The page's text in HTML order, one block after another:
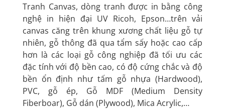
Tranh Canvas, dòng tranh được in bằng công
nghệ in hiện đại UV Ricoh, Epson…trên vải
canvas căng trên khung xương chất liệu gỗ tự
nhiên, gỗ thông đã qua tẩm sấy hoặc cao cấp
hơn là các loại gỗ công nghiệp đã tối ưu các
đặc tính với độ bền cao, có độ cứng chắc và độ
bền ổn định như tấm gỗ nhựa (Hardwood),
PVC, gỗ ép, Gỗ MDF (Medium Density
Fiberboar), Gỗ dán (Plywood), Mica Acrylic,…